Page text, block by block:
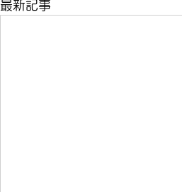
最新記事